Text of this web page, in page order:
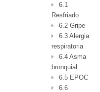
6.1
Resfriado
6.2 Gripe
6.3 Alergia
respiratoria
6.4 Asma
bronquial
6.5 EPOC
6.6